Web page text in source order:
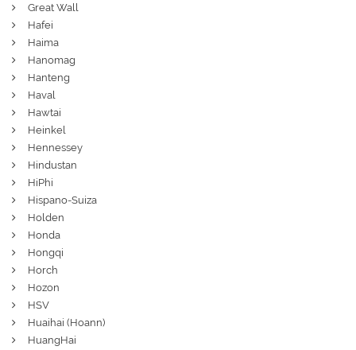
Great Wall
Hafei
Haima
Hanomag
Hanteng
Haval
Hawtai
Heinkel
Hennessey
Hindustan
HiPhi
Hispano-Suiza
Holden
Honda
Hongqi
Horch
Hozon
HSV
Huaihai (Hoann)
HuangHai